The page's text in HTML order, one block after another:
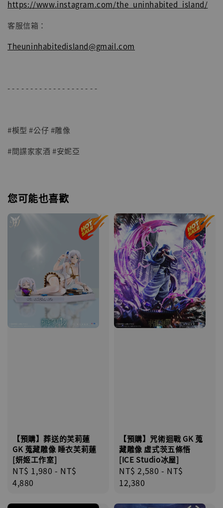
https://www.instagram.com/the_uninhabited_island/
客服信箱：
Theuninhabitedisland@gmail.com
- - - - - - - - - - - - - - - - - - - -
#模型 #公仔 #雕像
#間諜家家酒 #安妮亞
您可能也喜歡
【預購】葬送的芙莉蓮
GK 蒐藏雕像 睡衣芙莉蓮
[妍姬工作室]
Regular
price
NT$ 1,980 - NT$
4,880
【預購】咒術迴戰 GK 蒐
藏雕像 虛式茨五條悟
[ICE Studio冰屋]
Regular
price
NT$ 2,580 - NT$
12,380